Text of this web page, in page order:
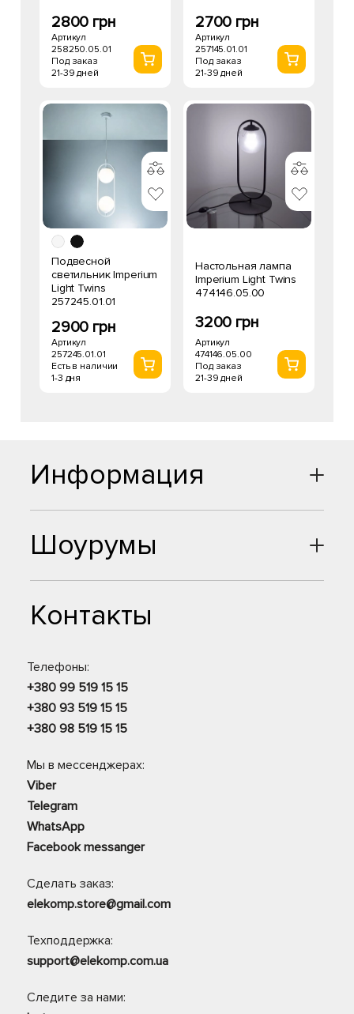
2800 грн
Артикул
258250.05.01
Под заказ
21-39 дней
2700 грн
Артикул
257145.01.01
Под заказ
21-39 дней
Подвесной
светильник Imperium
Light Twins
257245.01.01
2900 грн
Артикул
257245.01.01
Есть в наличии
1-3 дня
Настольная лампа
Imperium Light Twins
474146.05.00
3200 грн
Артикул
474146.05.00
Под заказ
21-39 дней
Шоурумы
Контакты
Телефоны:
+380 99 519 15 15
+380 93 519 15 15
+380 98 519 15 15
Мы в мессенджерах:
Viber
Telegram
WhatsApp
Facebook messanger
Сделать заказ:
elekomp.store@gmail.com
Техподдержка:
support@elekomp.com.ua
Следите за нами:
Информация